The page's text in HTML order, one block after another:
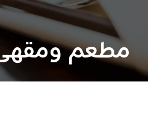
دليلك لأبوظبي
فعاليات
مطعم